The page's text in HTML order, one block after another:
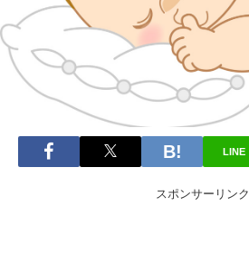
LINE
スポンサーリンク